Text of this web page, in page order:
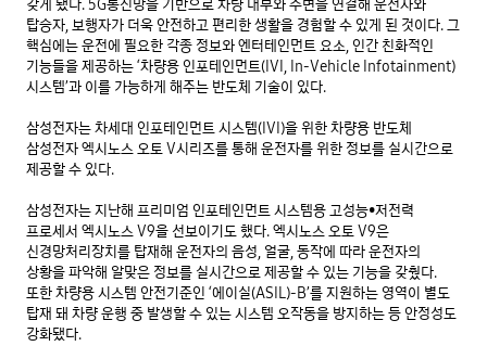
갖게 됐다. 5G통신망을 기반으로 차량 내부와 주변을 연결해 운전자와
탑승자, 보행자가 더욱 안전하고 편리한 생활을 경험할 수 있게 된 것이다. 그
핵심에는 운전에 필요한 각종 정보와 엔터테인먼트 요소, 인간 친화적인
기능들을 제공하는 ‘차량용 인포테인먼트(IVI, In-Vehicle Infotainment)
시스템’과 이를 가능하게 해주는 반도체 기술이 있다.
삼성전자는 차세대 인포테인먼트 시스템(IVI)을 위한 차량용 반도체
삼성전자 엑시노스 오토 V시리즈를 통해 운전자를 위한 정보를 실시간으로
제공할 수 있다.
삼성전자는 지난해 프리미엄 인포테인먼트 시스템용 고성능•저전력
프로세서 엑시노스 V9을 선보이기도 했다. 엑시노스 오토 V9은
신경망처리장치를 탑재해 운전자의 음성, 얼굴, 동작에 따라 운전자의
상황을 파악해 알맞은 정보를 실시간으로 제공할 수 있는 기능을 갖췄다.
또한 차량용 시스템 안전기준인 ‘에이실(ASIL)-B’를 지원하는 영역이 별도
탑재 돼 차량 운행 중 발생할 수 있는 시스템 오작동을 방지하는 등 안정성도
강화됐다.